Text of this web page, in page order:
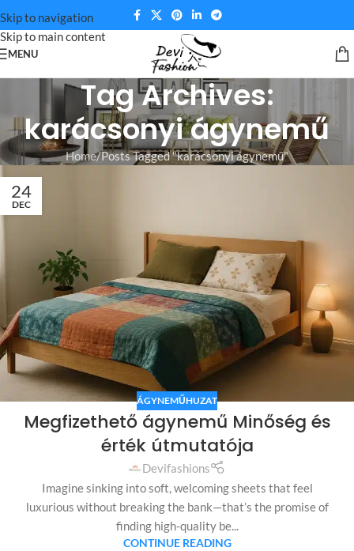
Skip to navigation
Skip to main content
MENU
Tag Archives:
karácsonyi ágynemű
Home Posts Tagged "karácsonyi ágynemű"
24
DEC
ÁGYNEMŰHUZAT
Megfizethető ágynemű Minőség és
érték útmutatója
Devifashions
Imagine sinking into soft, welcoming sheets that feel
luxurious without breaking the bank—that’s the promise of
finding high-quality be...
CONTINUE READING